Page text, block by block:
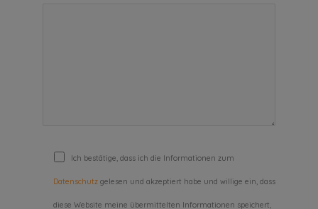
Ich bestätige, dass ich die Informationen zum
Datenschutz gelesen und akzeptiert habe und willige ein, dass
diese Website meine übermittelten Informationen speichert,